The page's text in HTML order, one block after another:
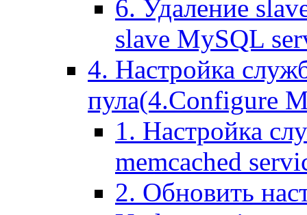
6. Удаление
slave MySQL
4. Настройка
пула(4.Configure
1. Настройка
memcached
2. Обновить